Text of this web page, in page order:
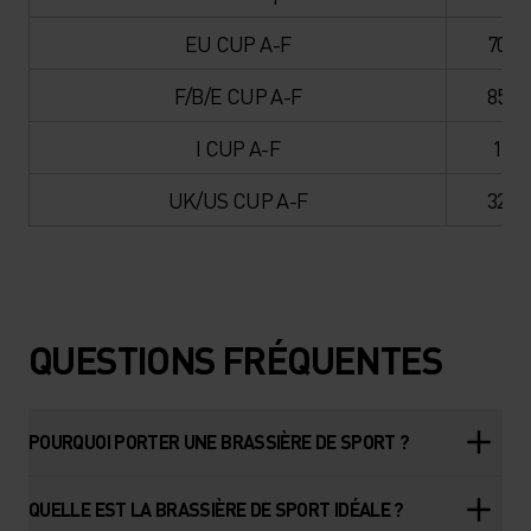
EU CUP A-F
70
F/B/E CUP A-F
85
I CUP A-F
1
UK/US CUP A-F
32
QUESTIONS FRÉQUENTES
POURQUOI PORTER UNE BRASSIÈRE DE SPORT ?
QUELLE EST LA BRASSIÈRE DE SPORT IDÉALE ?